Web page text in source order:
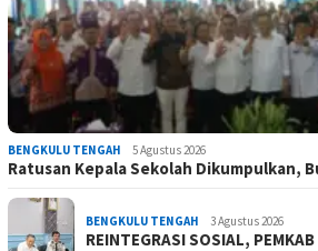
BENGKULU TENGAH 5 Agustus 2026
Ratusan Kepala Sekolah Dikumpulkan,
BENGKULU TENGAH 3 Agustus 2026
REINTEGRASI SOSIAL,